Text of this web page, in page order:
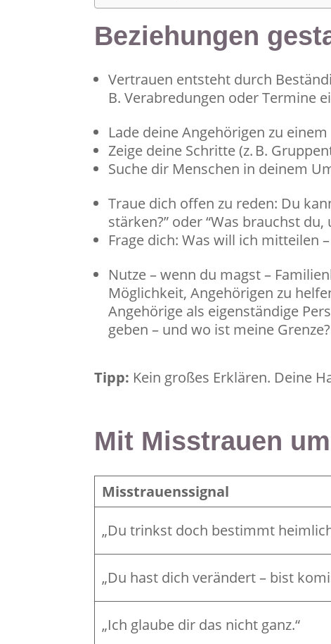
Beziehungen
Vertrauen entsteht durch
B. Verabredungen oder Termine
Lade deine Angehörigen zu
Zeige deine Schritte (z. B.
Suche dir Menschen in deinem
Traue dich offen zu reden: Du
stärken?” oder “Was brauchst
Frage dich: Was will ich mitteilen
Nutze – wenn du magst –
Möglichkeit, Angehörigen zu
Angehörige als eigenständige
geben – und wo ist meine Grenze?
Tipp: Kein großes Erklären. Deine
Mit Misstrauen
Misstrauenssignal
„Du trinkst doch bestimmt
„Du hast dich verändert – bist
„Ich glaube dir das nicht ganz.“